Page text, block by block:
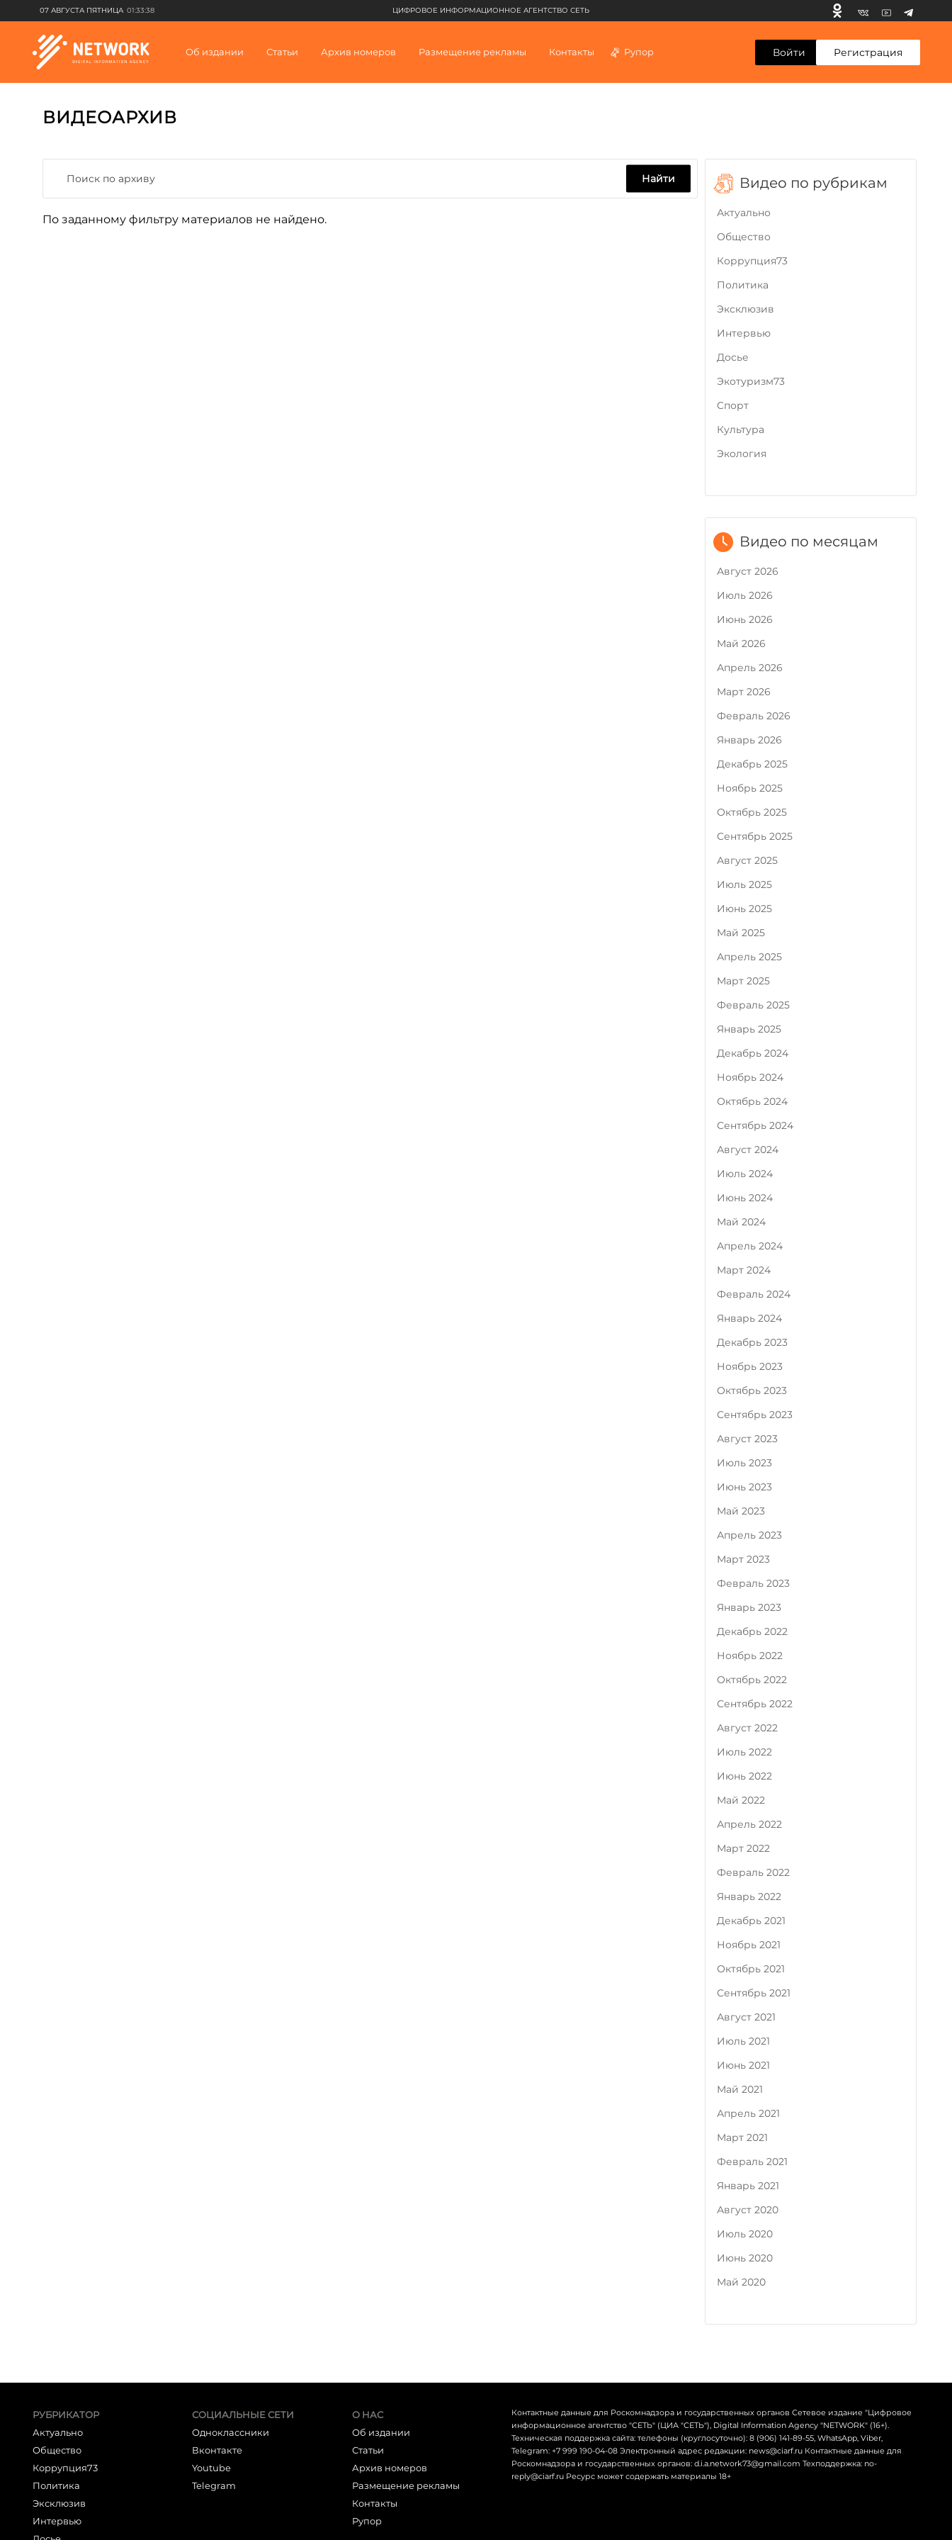
07 АВГУСТА ПЯТНИЦА 01:33:38 ЦИФРОВОЕ ИНФОРМАЦИОННОЕ АГЕНТСТВО СЕТЬ
Об издании Статьи Архив номеров Размещение рекламы Контакты Рупор Войти Регистрация
ВИДЕОАРХИВ
Найти
По заданному фильтру материалов не найдено.
Видео по месяцам
Август 2026
Июль 2026
Июнь 2026
Май 2026
Апрель 2026
Март 2026
Февраль 2026
Январь 2026
Декабрь 2025
Ноябрь 2025
Октябрь 2025
Сентябрь 2025
Август 2025
Июль 2025
Июнь 2025
Май 2025
Апрель 2025
Март 2025
Февраль 2025
Январь 2025
Декабрь 2024
Ноябрь 2024
Октябрь 2024
Сентябрь 2024
Август 2024
Июль 2024
Июнь 2024
Май 2024
Апрель 2024
Март 2024
Февраль 2024
Январь 2024
Декабрь 2023
Ноябрь 2023
Октябрь 2023
Сентябрь 2023
Август 2023
Июль 2023
Июнь 2023
Май 2023
Апрель 2023
Март 2023
Февраль 2023
Январь 2023
Декабрь 2022
Ноябрь 2022
Октябрь 2022
Сентябрь 2022
Август 2022
Июль 2022
Июнь 2022
Май 2022
Апрель 2022
Март 2022
Февраль 2022
Январь 2022
Декабрь 2021
Ноябрь 2021
Октябрь 2021
Сентябрь 2021
Август 2021
Июль 2021
Июнь 2021
Май 2021
Апрель 2021
Март 2021
Февраль 2021
Январь 2021
Август 2020
Июль 2020
Июнь 2020
Май 2020
Видео по рубрикам
Актуально
Общество
Коррупция73
Политика
Эксклюзив
Интервью
Досье
Экотуризм73
Cпорт
Культура
Экология
РУБРИКАТОР
Актуально
Общество
Коррупция73
Политика
Эксклюзив
Интервью
СОЦИАЛЬНЫЕ СЕТИ
Одноклассники
Вконтакте
Youtube
Telegram
О НАС
Об издании
Статьи
Архив номеров
Размещение рекламы
Контакты
Рупор
Контактные данные для Роскомнадзора и государственных органов Сетевое издание "Цифровое
информационное агентство "СЕТЬ" (ЦИА "СЕТЬ"), Digital Information Agency "NETWORK" (16+).
Техническая поддержка сайта: телефоны (круглосуточно): 8 (906) 141-89-55, WhatsApp, Viber,
Telegram: +7 999 190-04-08 Электронный адрес редакции: news@ciarf.ru Контактные данные для
Роскомнадзора и государственных органов: d.i.a.network73@gmail.com Техподдержка: no-
reply@ciarf.ru Ресурс может содержать материалы 18+